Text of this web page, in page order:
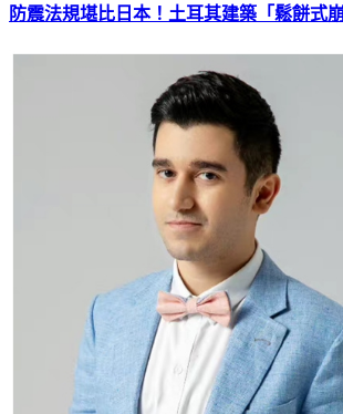
防震法規堪比日本！土耳其建築「鬆餅